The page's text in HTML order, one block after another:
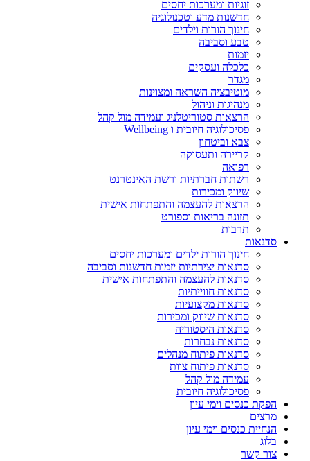
זוגיות ומערכות יחסים
חדשנות מדע וטכנולוגיה
חינוך הורות וילדים
טבע וסביבה
יזמות
כלכלה ועסקים
מגדר
מוטיבציה השראה ומצוינות
מנהיגות וניהול
הרצאות סטוריטלניג ועמידה מול קהל
פסיכולוגיה חיובית ו Wellbeing
צבא וביטחון
קריירה ותעסוקה
רפואה
רשתות חברתיות ורשת האינטרנט
שיווק ומכירות
הרצאות להעצמה והתפתחות אישית
תזונה בריאות וספורט
תרבות
סדנאות
חינוך הורות ילדים ומערכות יחסים
סדנאות יצירתיות יזמות חדשנות וסביבה
סדנאות להעצמה והתפתחות אישית
סדנאות חווייתיות
סדנאות מקצועיות
סדנאות שיווק ומכירות
סדנאות היסטוריה
סדנאות נבחרות
סדנאות פיתוח מנהלים
סדנאות פיתוח צוות
עמידה מול קהל
פסיכולוגיה חיובית
הפקת כנסים וימי עיון
מרצים
הנחיית כנסים וימי עיון
בלוג
צור קשר